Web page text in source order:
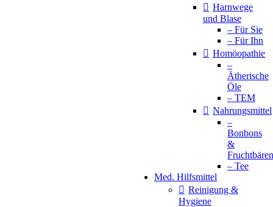
Harnwege
und Blase
– Für Sie
– Für Ihn
Homöopathie
–
Ätherische
Öle
– TEM
Nahrungsmittel
–
Bonbons
&
Fruchtbären
– Tee
Med. Hilfsmittel
Reinigung &
Hygiene